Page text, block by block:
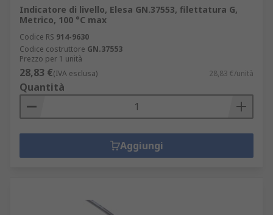
Indicatore di livello, Elesa GN.37553, filettatura G,
Metrico, 100 °C max
Codice RS 914-9630
Codice costruttore GN.37553
Prezzo per 1 unità
28,83 €(IVA esclusa) 28,83 €/unità
Quantità
Aggiungi